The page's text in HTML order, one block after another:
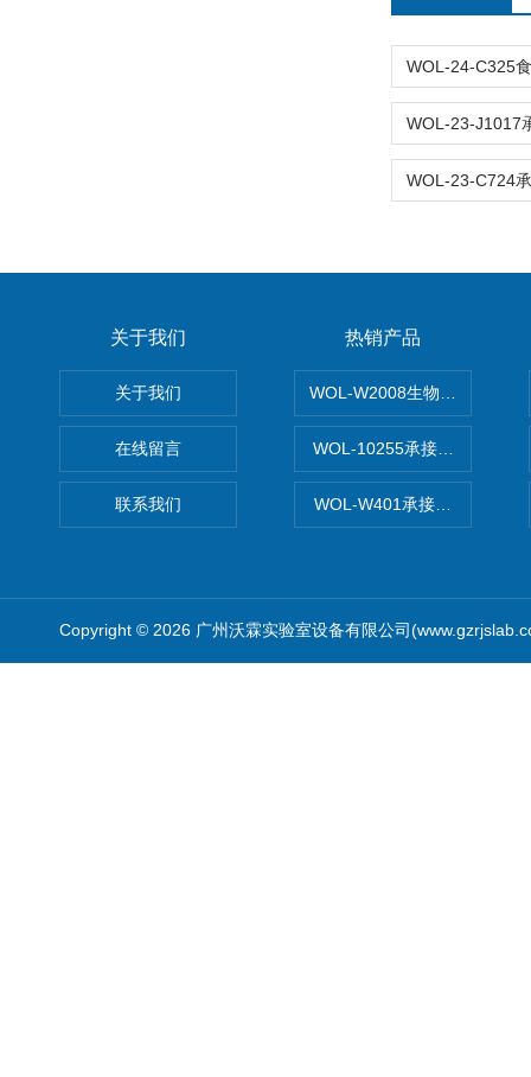
关于我们
关于我们
在线留言
联系我们
热销产品
WOL-W2008生物制药GMP
WOL-10255承接清远电子
WOL-W401承接食品QS认
Copyright © 2026 广州沃霖实验室设备有限公司